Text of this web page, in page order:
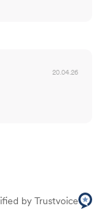
20.04.26
by Trustvoice